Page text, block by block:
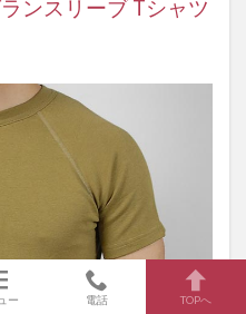
ンスリーブ Tシャツ
ー 電話 TOPへ